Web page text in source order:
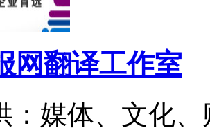
网翻译工作室
：媒体、文化